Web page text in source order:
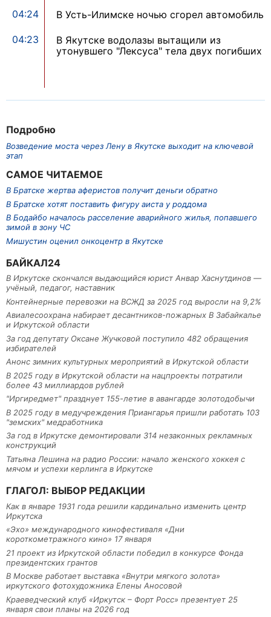
Подробно
Возведение моста через Лену в Якутске выходит на ключевой
этап
САМОЕ ЧИТАЕМОЕ
В Братске жертва аферистов получит деньги обратно
В Братске хотят поставить фигуру аиста у роддома
В Бодайбо началось расселение аварийного жилья, попавшего
зимой в зону ЧС
Мишустин оценил онкоцентр в Якутске
БАЙКАЛ24
В Иркутске скончался выдающийся юрист Анвар Хаснутдинов —
учёный, педагог, наставник
Контейнерные перевозки на ВСЖД за 2025 год выросли на 9,2%
Авиалесоохрана набирает десантников-пожарных В Забайкалье
и Иркутской области
За год депутату Оксане Жучковой поступило 482 обращения
избирателей
Анонс зимних культурных мероприятий в Иркутской области
В 2025 году в Иркутской области на нацпроекты потратили
более 43 миллиардов рублей
"Иргиредмет" празднует 155-летие в авангарде золотодобычи
В 2025 году в медучреждения Приангарья пришли работать 103
"земских" медработника
За год в Иркутске демонтировали 314 незаконных рекламных
конструкций
Татьяна Лешина на радио России: начало женского хоккея с
мячом и успехи керлинга в Иркутске
ГЛАГОЛ: ВЫБОР РЕДАКЦИИ
Как в январе 1931 года решили кардинально изменить центр
Иркутска
«Эхо» международного кинофестиваля «Дни
короткометражного кино» 17 января
21 проект из Иркутской области победил в конкурсе Фонда
президентских грантов
В Москве работает выставка «Внутри мягкого золота»
иркутского фотохудожника Елены Аносовой
Краеведческий клуб «Иркутск – Форт Росс» презентует 25
января свои планы на 2026 год
04:24 В Усть-Илимске ночью сгорел автомобиль
04:23
В Якутске водолазы вытащили из
утонувшего "Лексуса" тела двух погибших